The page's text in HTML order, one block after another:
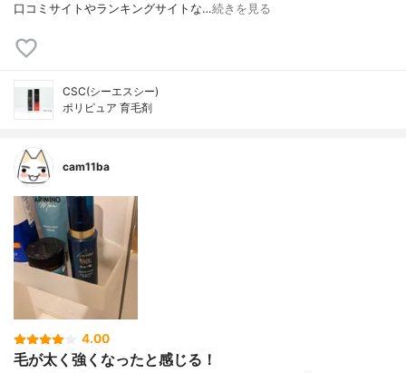
口コミサイトやランキングサイトな…続きを見る
CSC(シーエスシー)
ポリピュア 育毛剤
cam11ba
4.00
毛が太く強くなったと感じる！